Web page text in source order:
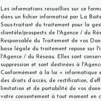
Les informations recueillies sur ce
dans un fichier informatisé par La
Sous-traitant du traitement pour la
clientèle/prospects de l'Agence / du
Responsable du Traitement de vos
base légale du traitement repose sur
l'Agence / du Réseau. Elles sont
suppression et sont destinées à
Conformément à la loi « informatique
des droits d’accès, de rectification,
limitation et de portabilité de vos
votre consentement à tout moment en